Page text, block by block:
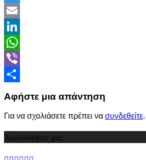
Twitter
Email
LinkedIn
WhatsApp
Viber
Αφήστε μια απάντηση
Για να σχολιάσετε πρέπει να συνδεθείτε.
Ακολουθήστε μας